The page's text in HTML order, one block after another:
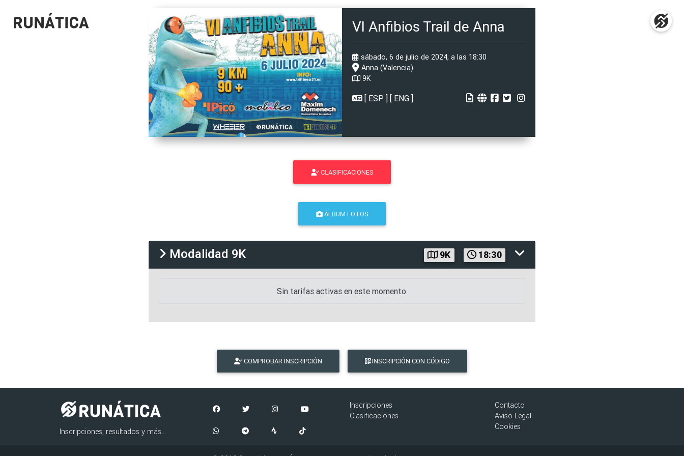
VI Anfibios Trail de Anna
sábado, 6 de julio de 2024, a las 18:30
Anna (Valencia)
9K
[ ESP ] [ ENG ]
CLASIFICACIONES
ÁLBUM FOTOS
Modalidad 9K 9K 18:30
Sin tarifas activas en este momento.
COMPROBAR INSCRIPCIÓN INSCRIPCIÓN CON CÓDIGO
Inscripciones, resultados y más...
Inscripciones
Clasificaciones
Contacto
Aviso Legal
Cookies